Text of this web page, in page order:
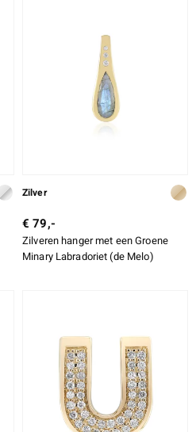
Zilver
€ 79,-
Zilveren hanger met een Groene
Minary Labradoriet (de Melo)